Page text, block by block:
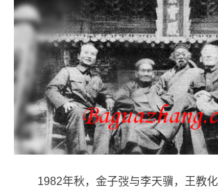
1982年秋，金子弢与李天骥，王教